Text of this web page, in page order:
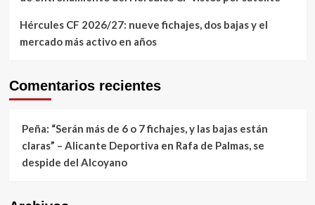
Hércules CF 2026/27: nueve fichajes, dos bajas y el
mercado más activo en años
Comentarios recientes
Peña: “Serán más de 6 o 7 fichajes, y las bajas están
claras” – Alicante Deportiva en Rafa de Palmas, se
despide del Alcoyano